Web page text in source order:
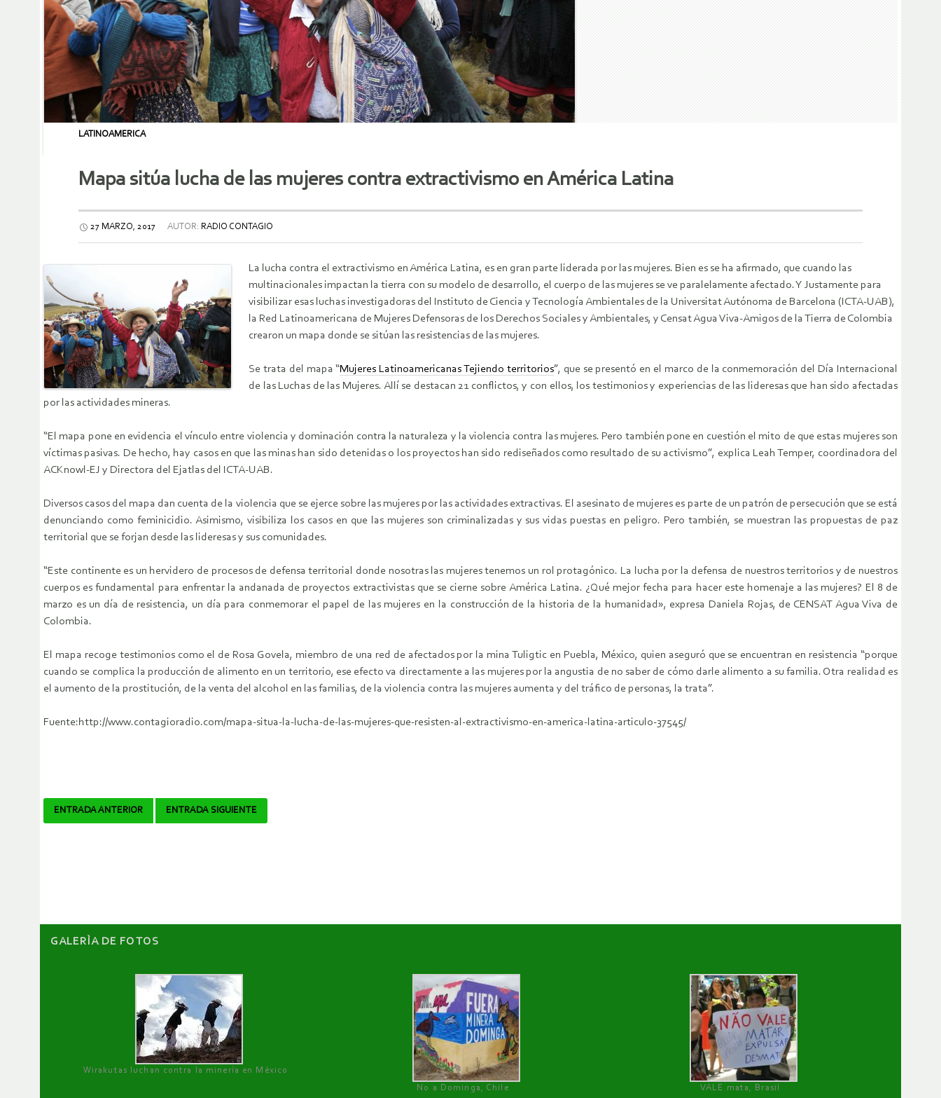
LATINOAMERICA
Mapa sitúa lucha de las mujeres contra extractivismo en América Latina
27 MARZO, 2017 AUTOR: RADIO CONTAGIO
La lucha contra el extractivismo en América Latina, es en gran parte liderada por las mujeres. Bien es se ha afirmado, que cuando las
multinacionales impactan la tierra con su modelo de desarrollo, el cuerpo de las mujeres se ve paralelamente afectado. Y Justamente para
visibilizar esas luchas investigadoras del Instituto de Ciencia y Tecnología Ambientales de la Universitat Autónoma de Barcelona (ICTA-UAB),
la Red Latinoamericana de Mujeres Defensoras de los Derechos Sociales y Ambientales, y Censat Agua Viva-Amigos de la Tierra de Colombia
crearon un mapa donde se sitúan las resistencias de las mujeres.
Se trata del mapa “Mujeres Latinoamericanas Tejiendo territorios”, que se presentó en el marco de la conmemoración del Día Internacional
de las Luchas de las Mujeres. Allí se destacan 21 conflictos, y con ellos, los testimonios y experiencias de las lideresas que han sido afectadas
por las actividades mineras.
“El mapa pone en evidencia el vínculo entre violencia y dominación contra la naturaleza y la violencia contra las mujeres. Pero también pone en cuestión el mito de que estas mujeres son
víctimas pasivas. De hecho, hay casos en que las minas han sido detenidas o los proyectos han sido rediseñados como resultado de su activismo”, explica Leah Temper, coordinadora del
ACKnowl-EJ y Directora del Ejatlas del ICTA-UAB.
Diversos casos del mapa dan cuenta de la violencia que se ejerce sobre las mujeres por las actividades extractivas. El asesinato de mujeres es parte de un patrón de persecución que se está
denunciando como feminicidio. Asimismo, visibiliza los casos en que las mujeres son criminalizadas y sus vidas puestas en peligro. Pero también, se muestran las propuestas de paz
territorial que se forjan desde las lideresas y sus comunidades.
“Este continente es un hervidero de procesos de defensa territorial donde nosotras las mujeres tenemos un rol protagónico. La lucha por la defensa de nuestros territorios y de nuestros
cuerpos es fundamental para enfrentar la andanada de proyectos extractivistas que se cierne sobre América Latina. ¿Qué mejor fecha para hacer este homenaje a las mujeres? El 8 de
marzo es un día de resistencia, un día para conmemorar el papel de las mujeres en la construcción de la historia de la humanidad», expresa Daniela Rojas, de CENSAT Agua Viva de
Colombia.
El mapa recoge testimonios como el de Rosa Govela, miembro de una red de afectados por la mina Tuligtic en Puebla, México, quien aseguró que se encuentran en resistencia “porque
cuando se complica la producción de alimento en un territorio, ese efecto va directamente a las mujeres por la angustia de no saber de cómo darle alimento a su familia. Otra realidad es
el aumento de la prostitución, de la venta del alcohol en las familias, de la violencia contra las mujeres aumenta y del tráfico de personas, la trata”.
Fuente:http://www.contagioradio.com/mapa-situa-la-lucha-de-las-mujeres-que-resisten-al-extractivismo-en-america-latina-articulo-37545/
Navegador
ENTRADA ANTERIOR ENTRADA SIGUIENTE
GALERÌA DE FOTOS
Wirakutas luchan contra la minería en México
No a Dominga, Chile
VALE mata, Brasil